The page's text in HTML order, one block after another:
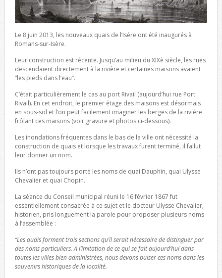
Le 8 juin 2013, les nouveaux quais de l’Isère ont été inaugurés à
Romans-sur-Isère.
Leur construction est récente. Jusqu’au milieu du XIXè siècle, les rues
descendaient directement à la rivière et certaines maisons avaient
“les pieds dans l’eau”.
C’était particulièrement le cas au port Rivail (aujourd’hui rue Port
Rivail). En cet endroit, le premier étage des maisons est désormais
en sous-sol et l’on peut facilement imaginer les berges de la rivière
frôlant ces maisons (voir gravure et photos ci-dessous).
Les inondations fréquentes dans le bas de la ville ont nécessité la
construction de quais et lorsque les travaux furent terminé, il fallut
leur donner un nom.
Ils n’ont pas toujours porté les noms de quai Dauphin, quai Ulysse
Chevalier et quai Chopin.
La séance du Conseil municipal réuni le 16 février 1867 fut
essentiellement consacrée à ce sujet et le docteur Ulysse Chevalier,
historien, pris longuement la parole pour proposer plusieurs noms
à l’assemblée :
“Les quais forment trois sections qu’il serait nécessaire de distinguer par
des noms particuliers. A l’imitation de ce qui se fait aujourd’hui dans
toutes les villes bien administrées, nous devons puiser ces noms dans les
souvenirs historiques de la localité.